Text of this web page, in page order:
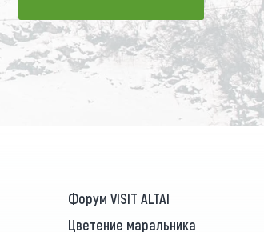
ПОДПИСАТЬСЯ
Форум VISIT ALTAI
Цветение маральника